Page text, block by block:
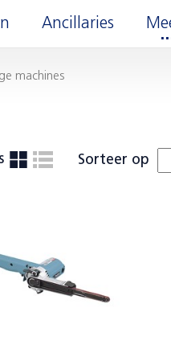
Ancillaries
machines
Sorteer op